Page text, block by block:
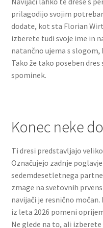
prilagodijo svojim
dodate, kot sta Florian
izberete tudi svoje ime in
natančno ujema s
Tako že tako poseben
spominek.
Konec neke
Ti dresi predstavljajo
Označujejo zadnje
sedemdesetletnega
zmage na svetovnih
navijači je resnično
iz leta 2026 pomeni
Ne glede na to, ali